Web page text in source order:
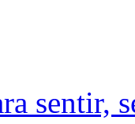
sentir,